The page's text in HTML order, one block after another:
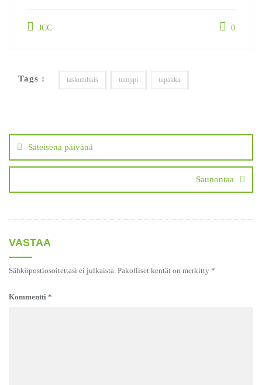
JCC 0
Tags : taskutuhkis tumppi tupakka
selaus
Sateisena päivänä
Saunontaa
VASTAA
Sähköpostiosoitettasi ei julkaista. Pakolliset kentät on merkitty *
Kommentti *